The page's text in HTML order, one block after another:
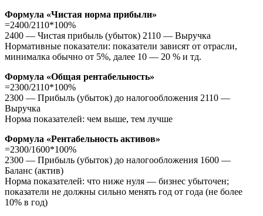
Формула «Чистая норма прибыли»
=2400/2110*100%
2400 — Чистая прибыль (убыток) 2110 — Выручка
Нормативные показатели: показатели зависят от отрасли,
минималка обычно от 5%, далее 10 — 20 % и тд.
Формула «Общая рентабельность»
=2300/2110*100%
2300 — Прибыль (убыток) до налогообложения 2110 —
Выручка
Норма показателей: чем выше, тем лучше
Формула «Рентабельность активов»
=2300/1600*100%
2300 — Прибыль (убыток) до налогообложения 1600 —
Баланс (актив)
Норма показателей: что ниже нуля — бизнес убыточен;
показатели не должны сильно менять год от года (не более
10% в год)